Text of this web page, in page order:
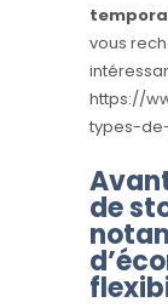
vous
https://
types-
de